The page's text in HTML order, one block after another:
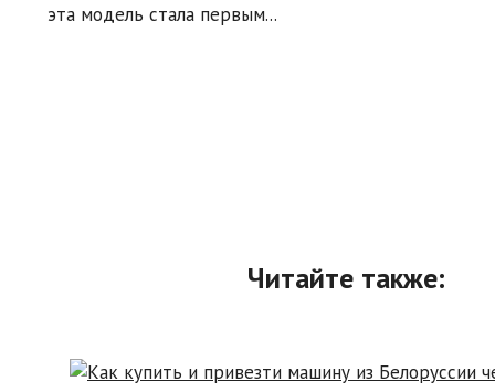
эта модель стала первым...
Читайте также: